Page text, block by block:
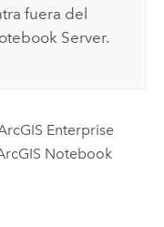
fuera del
Server.
Enterprise
Notebook